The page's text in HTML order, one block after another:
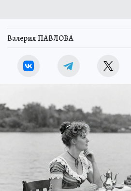
Валерия ПАВЛОВА